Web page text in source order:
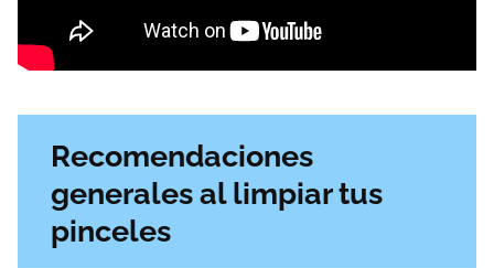
Recomendaciones
generales al limpiar tus
pinceles